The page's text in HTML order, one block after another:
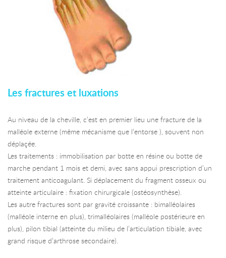
Les fractures et luxations
Au niveau de la cheville, c’est en premier lieu une fracture de la
malléole externe (même mécanisme que l’entorse ), souvent non
déplaçée.
Les traitements : immobilisation par botte en résine ou botte de
marche pendant 1 mois et demi, avec sans appui prescription d’un
traitement anticoagulant. Si déplacement du fragment osseux ou
atteinte articulaire : fixation chirurgicale (ostéosynthèse).
Les autre fractures sont par gravité croissante : bimalléolaires
(malléole interne en plus), trimalléolaires (malléole postérieure en
plus), pilon tibial (atteinte du milieu de l’articulation tibiale, avec
grand risque d’arthrose secondaire).